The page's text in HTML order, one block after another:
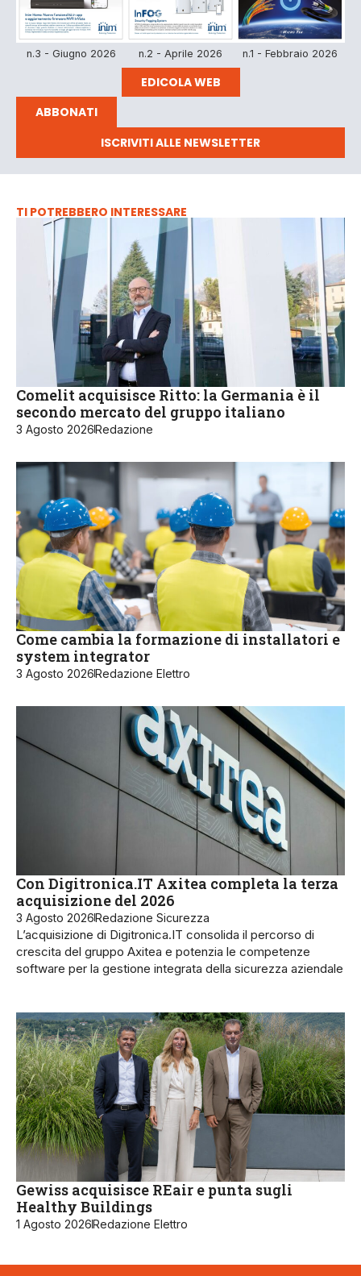
n.3 - Giugno 2026 n.2 - Aprile 2026 n.1 - Febbraio 2026
EDICOLA WEB
ABBONATI
ISCRIVITI ALLE NEWSLETTER
TI POTREBBERO INTERESSARE
Comelit acquisisce Ritto: la Germania è il
secondo mercato del gruppo italiano
3 Agosto 2026Redazione
Come cambia la formazione di installatori e
system integrator
3 Agosto 2026Redazione Elettro
Con Digitronica.IT Axitea completa la terza
acquisizione del 2026
3 Agosto 2026Redazione Sicurezza
L’acquisizione di Digitronica.IT consolida il percorso di
crescita del gruppo Axitea e potenzia le competenze
software per la gestione integrata della sicurezza aziendale
Gewiss acquisisce REair e punta sugli
Healthy Buildings
1 Agosto 2026Redazione Elettro